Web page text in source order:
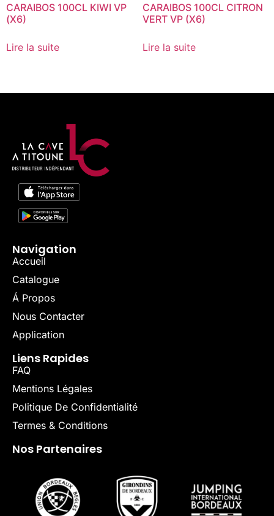
CARAIBOS 100CL KIWI VP
(X6)
Lire la suite
CARAIBOS 100CL CITRON
VERT VP (X6)
Lire la suite
Navigation
Accueil
Catalogue
Á Propos
Nous Contacter
Application
Liens Rapides
FAQ
Mentions Légales
Politique De Confidentialité
Termes & Conditions
Nos Partenaires